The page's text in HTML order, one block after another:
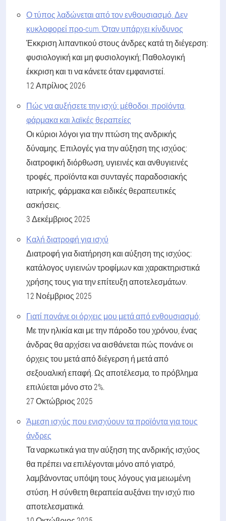
Ο τύπος λαδώνεται από τον ενθουσιασμό. Δεν
κυκλοφορεί προ-cum. Όταν υπάρχει κίνδυνος
Έκκριση λιπαντικού στους άνδρες κατά τη διέγερση:
φυσιολογική και μη φυσιολογική; Παθολογική
έκκριση και τι να κάνετε όταν εμφανιστεί.
12 Απρίλιος 2026
Πώς να αυξήσετε την ισχύ: μέθοδοι, προϊόντα,
φάρμακα και λαϊκές θεραπείες
Οι κύριοι λόγοι για την πτώση της ανδρικής
δύναμης. Επιλογές για την αύξηση της ισχύος:
διατροφική διόρθωση, υγιεινές και ανθυγιεινές
τροφές, προϊόντα και συνταγές παραδοσιακής
ιατρικής, φάρμακα και ειδικές θεραπευτικές
ασκήσεις.
3 Δεκέμβριος 2025
Καλή διατροφή για ισχύ
Διατροφή για διατήρηση και αύξηση της ισχύος:
κατάλογος υγιεινών τροφίμων και χαρακτηριστικά
χρήσης τους για την επίτευξη αποτελεσμάτων.
12 Νοέμβριος 2025
Γιατί πονάνε οι όρχεις μου μετά από ενθουσιασμό;
Με την ηλικία και με την πάροδο του χρόνου, ένας
άνδρας θα αρχίσει να αισθάνεται πώς πονάνε οι
όρχεις του μετά από διέγερση ή μετά από
σεξουαλική επαφή. Ως αποτέλεσμα, το πρόβλημα
επιλύεται μόνο στο 2%.
27 Οκτώβριος 2025
Άμεση ισχύς που ενισχύουν τα προϊόντα για τους
άνδρες
Τα ναρκωτικά για την αύξηση της ανδρικής ισχύος
θα πρέπει να επιλέγονται μόνο από γιατρό,
λαμβάνοντας υπόψη τους λόγους για μειωμένη
στύση. Η σύνθετη θεραπεία αυξάνει την ισχύ πιο
αποτελεσματικά.